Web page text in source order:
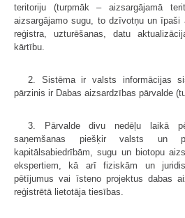
teritoriju (turpmāk – aizsargājamā
aizsargājamo sugu, to dzīvotņu un īpaši
reģistra, uzturēšanas, datu
kārtību.
2. Sistēma ir valsts informācijas
pārzinis ir Dabas aizsardzības pārvalde
3. Pārvalde divu nedēļu laikā
saņemšanas piešķir valsts un
kapitālsabiedrībām, sugu un biotopu
ekspertiem, kā arī fiziskām un
pētījumus vai īsteno projektus dabas
reģistrētā lietotāja tiesības.